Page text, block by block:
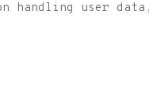
handling user